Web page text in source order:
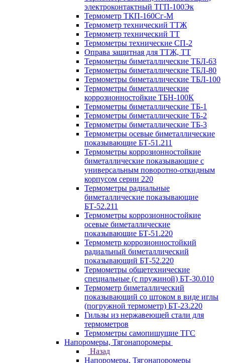
электроконтактный ТГП-100Эк
Термометр ТКП-160Сг-М
Термометр технический ТТЖ
Термометр технический ТТ
Термометры технические СП-2
Оправа защитная для ТТЖ, ТТ
Термометры биметаллические ТБЛ-63
Термометры биметаллические ТБЛ-80
Термометры биметаллические ТБЛ-100
Термометры биметаллические
коррозионностойкие ТБН-100К
Термометры биметаллические ТБ-1
Термометры биметаллические ТБ-2
Термометры биметаллические ТБ-3
Термометры осевые биметаллические
показывающие БТ-51.211
Термометры коррозионностойкие
биметаллические показывающие с
универсальным поворотно-откидным
корпусом серии 220
Термометры радиальные
биметаллические показывающие
БТ-52.211
Термометры коррозионностойкие
осевые биметаллические
показывающие БТ-51.220
Термометр коррозионностойкий
радиальный биметаллический
показывающий БТ-52.220
Термометры общетехнические
специальные (с пружиной) БТ-30.010
Термометр биметаллический
показывающий со штоком в виде иглы
(погружной термометр) БТ-23.220
Гильзы из нержавеющей стали для
термометров
Термометры самопишущие ТГС
Напоромеры, Тягонапоромеры
Назад
Напоромеры, Тягонапоромеры